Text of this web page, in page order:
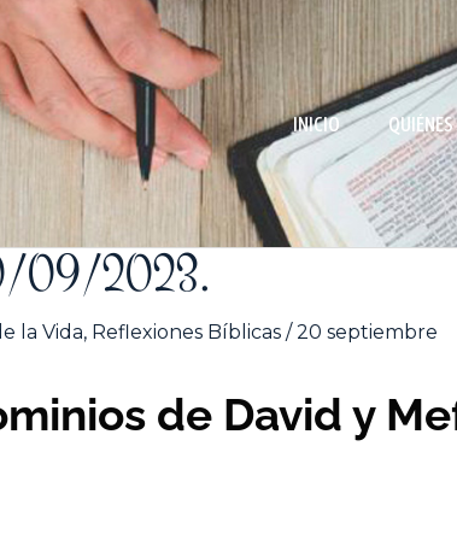
INICIO
09/2023.
la Vida, Reflexiones Bíblicas /20 septiembre
de David y